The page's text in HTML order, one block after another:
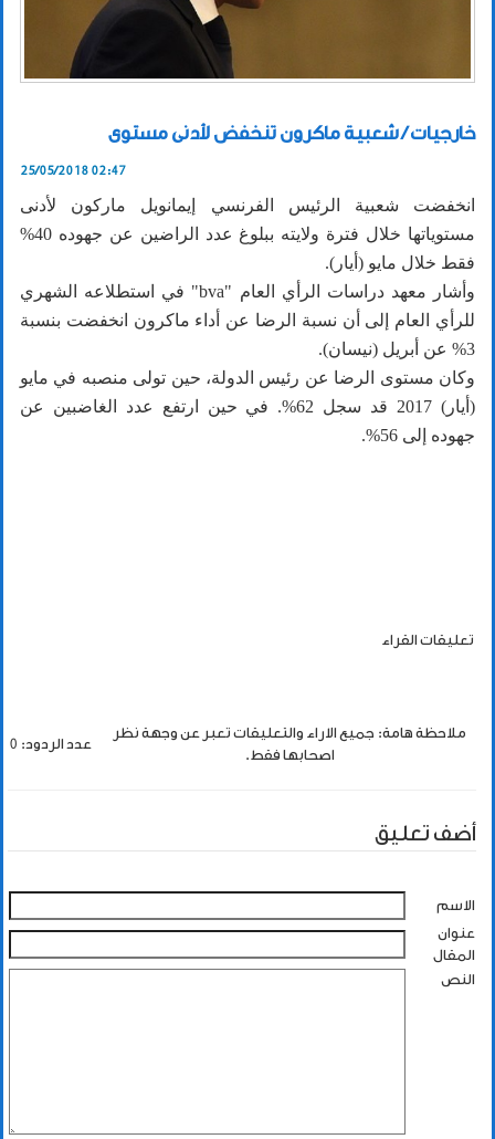
خارجيات / شعبية ماكرون تنخفض لأدنى مستوى
25/05/2018 02:47
انخفضت شعبية الرئيس الفرنسي إيمانويل ماركون لأدنى
مستوياتها خلال فترة ولايته ببلوغ عدد الراضين عن جهوده 40%
فقط خلال مايو (أيار).
وأشار معهد دراسات الرأي العام "bva" في استطلاعه الشهري
للرأي العام إلى أن نسبة الرضا عن أداء ماكرون انخفضت بنسبة
3% عن أبريل (نيسان).
وكان مستوى الرضا عن رئيس الدولة، حين تولى منصبه في مايو
(أيار) 2017 قد سجل 62%. في حين ارتفع عدد الغاضبين عن
جهوده إلى 56%.
تعليقات القراء
ملاحظة هامة: جميع الاراء والتعليقات تعبر عن وجهة نظر
اصحابها فقط.
عدد الردود: 0
أضف تعليق
الاسم
عنوان
المقال
النص